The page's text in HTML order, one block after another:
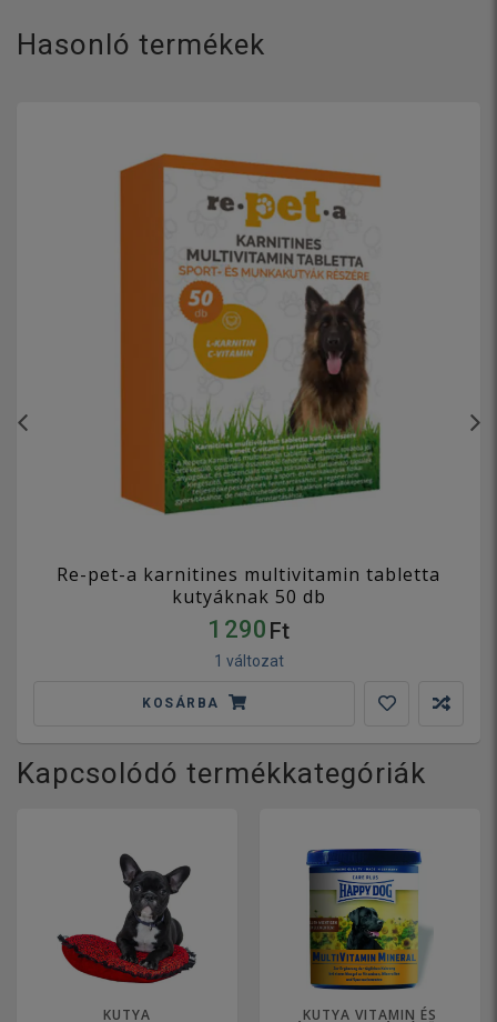
Hasonló termékek
Re-pet-a karnitines multivitamin tabletta
kutyáknak 50 db
1 290 Ft
1 változat
KOSÁRBA
Kapcsolódó termékkategóriák
KUTYA KUTYA VITAMIN ÉS